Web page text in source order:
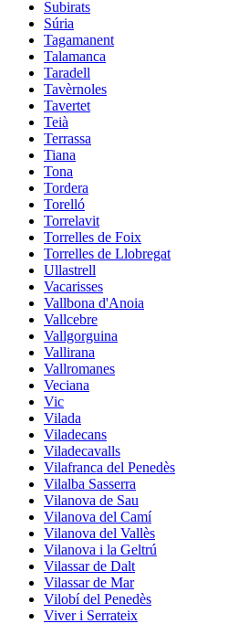
Subirats
Súria
Tagamanent
Talamanca
Taradell
Tavèrnoles
Tavertet
Teià
Terrassa
Tiana
Tona
Tordera
Torelló
Torrelavit
Torrelles de Foix
Torrelles de Llobregat
Ullastrell
Vacarisses
Vallbona d'Anoia
Vallcebre
Vallgorguina
Vallirana
Vallromanes
Veciana
Vic
Vilada
Viladecans
Viladecavalls
Vilafranca del Penedès
Vilalba Sasserra
Vilanova de Sau
Vilanova del Camí
Vilanova del Vallès
Vilanova i la Geltrú
Vilassar de Dalt
Vilassar de Mar
Vilobí del Penedès
Viver i Serrateix